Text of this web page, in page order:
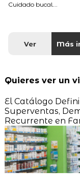
Cuidado bucal...
Ver Más
Quieres ver un
El Catálogo
Superventas,
Recurrente en